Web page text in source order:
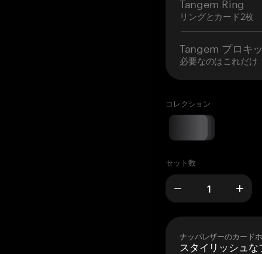
リングとカード2枚
Tangem プロキ
必要なのはこれだけ
コレクション
セット数
ナッパレザーのカード
スタイリッシュ